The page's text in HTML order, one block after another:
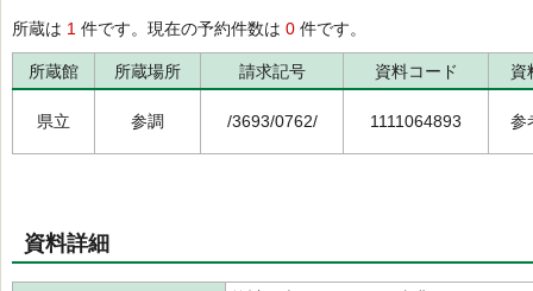
所蔵は 1 件です。現在の予約件数は 0 件です。
所蔵館 所蔵場所 請求記号 資料コード 資
県立 参調 /3693/0762/ 1111064893 参
資料詳細